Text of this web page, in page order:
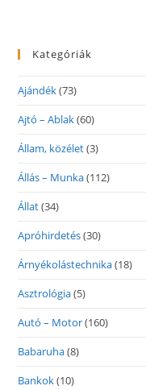
Kategóriák
Ajándék(73)
Ajtó – Ablak(60)
Állam, közélet(3)
Állás – Munka(112)
Állat(34)
Apróhirdetés(30)
Árnyékolástechnika(18)
Asztrológia(5)
Autó – Motor(160)
Babaruha(8)
Bankok(10)